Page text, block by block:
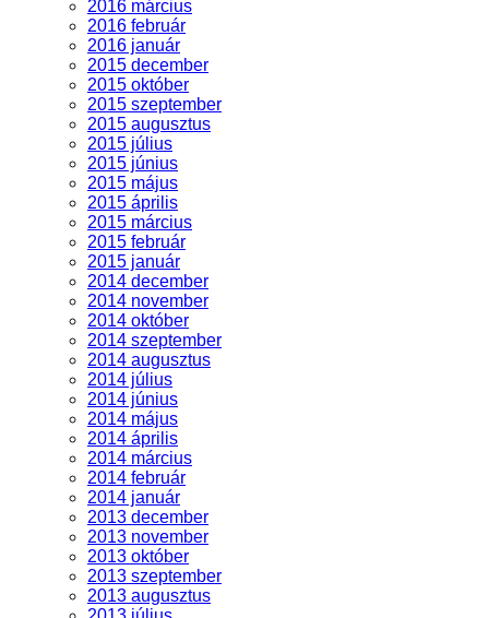
2016 március
2016 február
2016 január
2015 december
2015 október
2015 szeptember
2015 augusztus
2015 július
2015 június
2015 május
2015 április
2015 március
2015 február
2015 január
2014 december
2014 november
2014 október
2014 szeptember
2014 augusztus
2014 július
2014 június
2014 május
2014 április
2014 március
2014 február
2014 január
2013 december
2013 november
2013 október
2013 szeptember
2013 augusztus